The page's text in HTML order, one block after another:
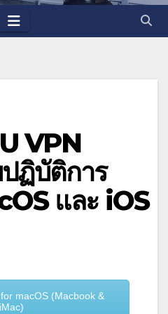
VPN
ฏิบัติการ
และ iOS
macOS (Macbook &
iMac)